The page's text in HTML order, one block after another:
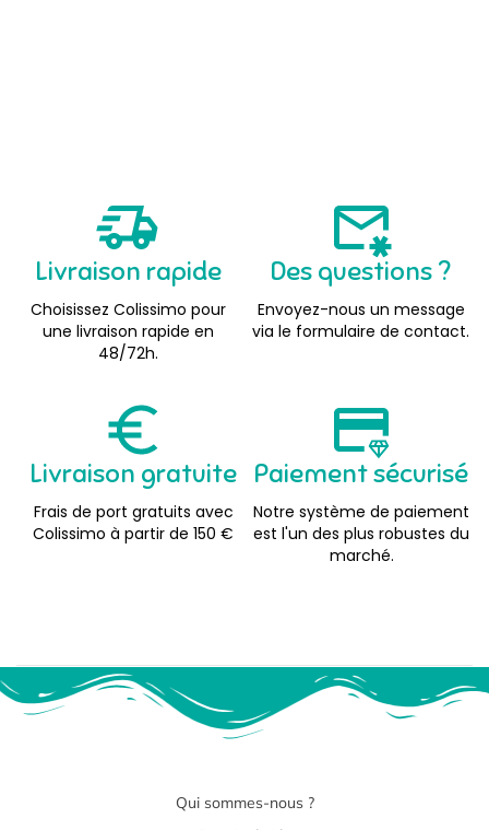
Livraison rapide
Choisissez Colissimo pour
une livraison rapide en
48/72h.
Des questions ?
Envoyez-nous un message
via le formulaire de contact.
Livraison gratuite
Frais de port gratuits avec
Colissimo à partir de 150 €
Paiement sécurisé
Notre système de paiement
est l'un des plus robustes du
marché.
Qui sommes-nous ?